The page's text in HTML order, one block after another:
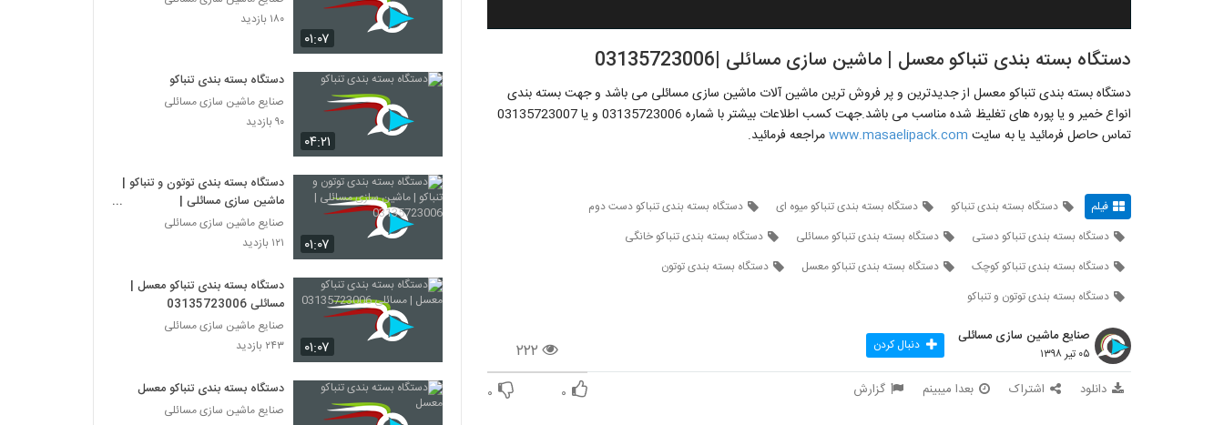
دستگاه بسته بندی تنباکو معسل | ماشین سازی مسائلی |03135723006
دستگاه بسته بندی تنباکو معسل از جدیدترین و پر فروش ترین ماشین آلات ماشین سازی مسائلی می باشد و جهت بسته بندی
انواع خمیر و یا پوره های تغلیظ شده مناسب می باشد.جهت کسب اطلاعات بیشتر با شماره 03135723006 و یا 03135723007
تماس حاصل فرمائید یا به سایت www.masaelipack.comمراجعه فرمائید.
فیلم دستگاه بسته بندی تنباکو دستگاه بسته بندی تنباکو میوه ای
دستگاه بسته بندی تنباکو دست دوم
دستگاه بسته بندی تنباکو دستی
دستگاه بسته بندی تنباکو مسائلی
دستگاه بسته بندی تنباکو خانگی
دستگاه بسته بندی تنباکو کوچک
دستگاه بسته بندی تنباکو معسل
دستگاه بسته بندی توتون
دستگاه بسته بندی توتون و تنباکو
۲۲۲
صنایع ماشین سازی مسائلی
۰۵ تیر ۱۳۹۸ دنبال کردن
دانلود اشتراک بعدا میبینم گزارش ۰ ۰
۰۱:۰۷
۱۸۰ بازدید
۰۴:۲۱
دستگاه بسته بندی تنباکو
صنایع ماشین سازی مسائلی
۹۰ بازدید
۰۱:۰۷
دستگاه بسته بندی توتون و تنباکو |
ماشین سازی مسائلی |
03135723006
صنایع ماشین سازی مسائلی
۱۲۱ بازدید
۰۱:۰۷
دستگاه بسته بندی تنباکو معسل |
مسائلی 03135723006
صنایع ماشین سازی مسائلی
۲۴۳ بازدید
دستگاه بسته بندی تنباکو معسل
صنایع ماشین سازی مسائلی